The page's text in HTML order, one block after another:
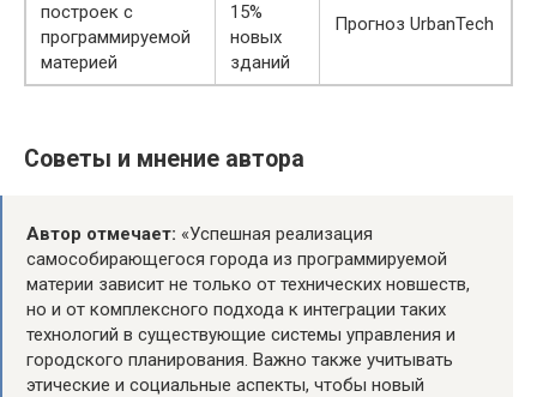
построек с
программируемой
материей
15%
новых
зданий
Прогноз UrbanTech
Советы и мнение автора
Автор отмечает: «Успешная реализация
самособирающегося города из программируемой
материи зависит не только от технических новшеств,
но и от комплексного подхода к интеграции таких
технологий в существующие системы управления и
городского планирования. Важно также учитывать
этические и социальные аспекты, чтобы новый